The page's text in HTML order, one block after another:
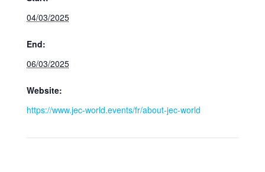
04/03/2025
End:
06/03/2025
Website:
https://www.jec-world.events/fr/about-jec-world